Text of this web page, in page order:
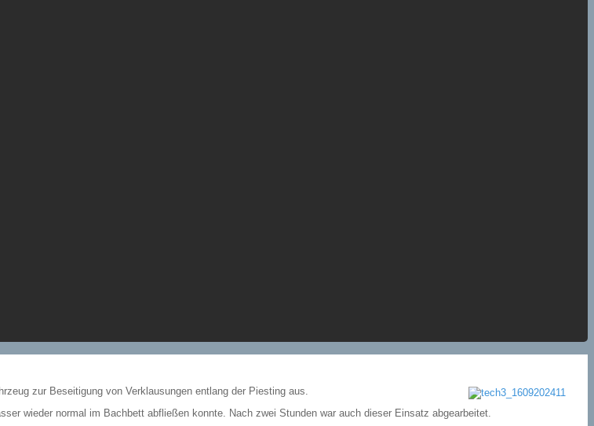
zur Beseitigung von Verklausungen entlang der Piesting aus.
wieder normal im Bachbett abfließen konnte. Nach zwei Stunden war auch dieser Einsatz abgearbeitet.